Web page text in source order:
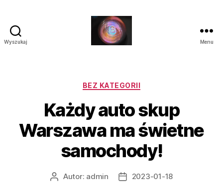
Wyszukaj Menu
Kategorie
BEZ KATEGORII
Każdy auto skup
Warszawa ma świetne
samochody!
AutorAutor: admin
Data2023-01-18